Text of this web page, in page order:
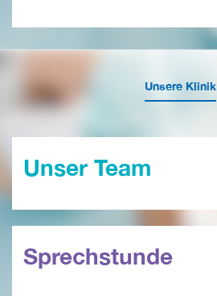
Unsere Klinik
Unser Team
Sprechstunde